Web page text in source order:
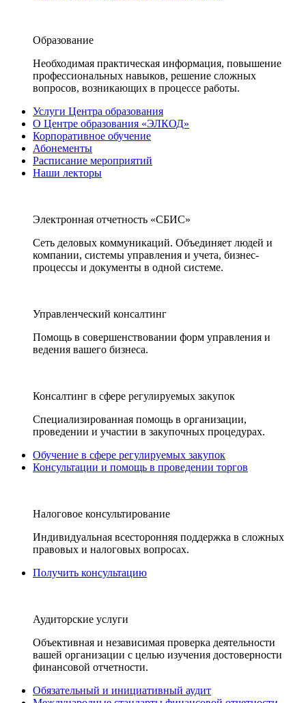
Образование
Необходимая практическая информация, повышение
профессиональных навыков, решение сложных
вопросов, возникающих в процессе работы.
Услуги Центра образования
О Центре образования «ЭЛКОД»
Корпоративное обучение
Абонементы
Расписание мероприятий
Наши лекторы
Электронная отчетность «СБИС»
Сеть деловых коммуникаций. Объединяет людей и
компании, системы управления и учета, бизнес-
процессы и документы в одной системе.
Управленческий консалтинг
Помощь в совершенствовании форм управления и
ведения вашего бизнеса.
Консалтинг в сфере регулируемых закупок
Специализированная помощь в организации,
проведении и участии в закупочных процедурах.
Обучение в сфере регулируемых закупок
Консультации и помощь в проведении торгов
Налоговое консультирование
Индивидуальная всесторонняя поддержка в сложных
правовых и налоговых вопросах.
Получить консультацию
Аудиторские услуги
Объективная и независимая проверка деятельности
вашей организации с целью изучения достоверности
финансовой отчетности.
Обязательный и инициативный аудит